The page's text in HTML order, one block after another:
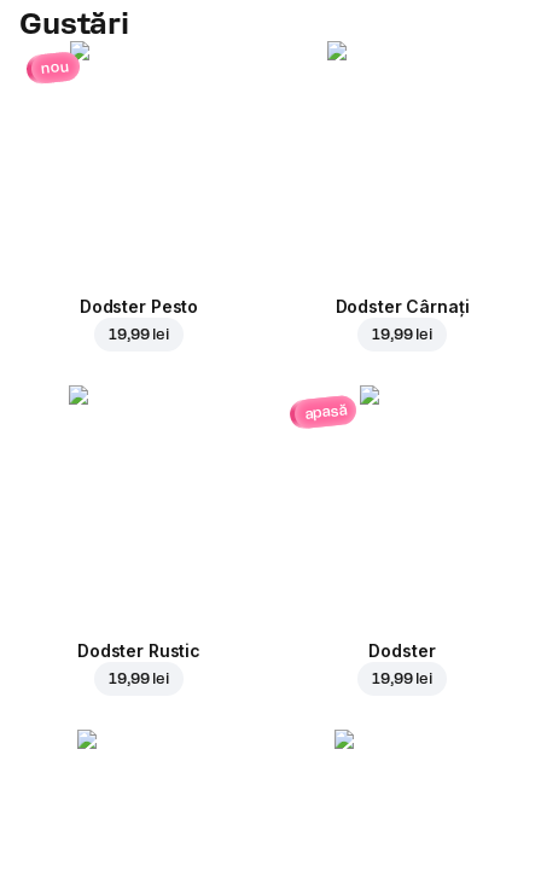
Gustări
nou
Dodster Pesto
19,99 lei
Dodster Cârnați
19,99 lei
Dodster Rustic
19,99 lei
apasă
Dodster
19,99 lei